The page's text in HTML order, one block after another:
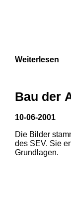
Weiterlesen
Bau der
10-06-2001
Die Bilder
des SEV. Sie
Grundlagen.